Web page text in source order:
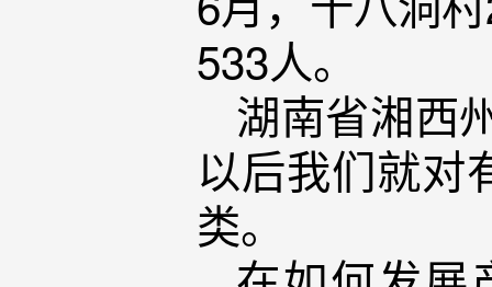
533人。
湖南省湘西
以后我们就对
类。